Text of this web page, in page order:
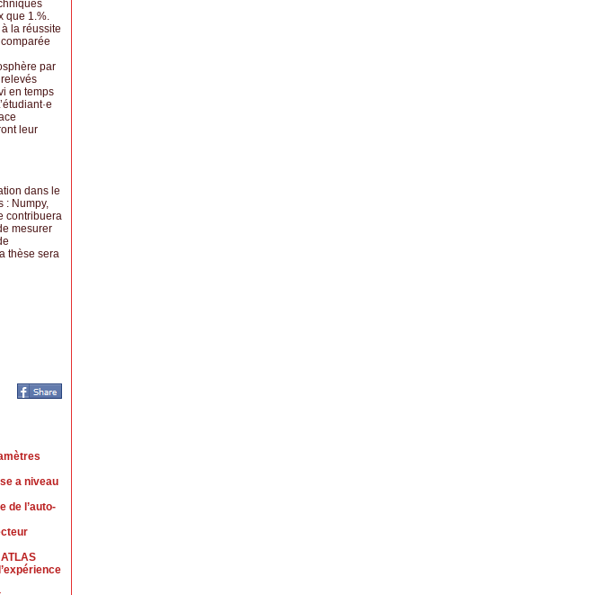
que 1.%.
la réussite
par
en temps
leur
dans le
: Numpy,
contribuera
mesurer
thèse sera
a niveau
de l’auto-